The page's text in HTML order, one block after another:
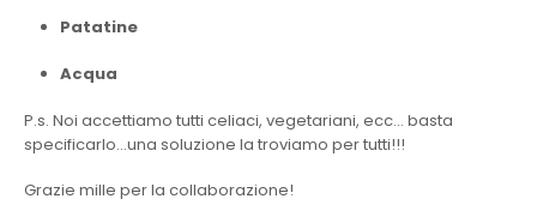
Patatine
Acqua
P.s. Noi accettiamo tutti celiaci, vegetariani, ecc… basta
specificarlo…una soluzione la troviamo per tutti!!!
Grazie mille per la collaborazione!